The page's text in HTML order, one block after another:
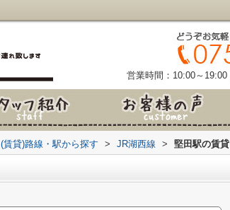
営業時間：10:00～19:00
(賃貸)路線・駅から探す > JR湖西線 > 堅田駅の賃貸